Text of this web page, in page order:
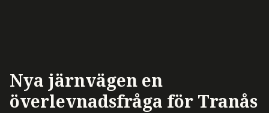
Nya järnvägen en
överlevnadsfråga för Tranås